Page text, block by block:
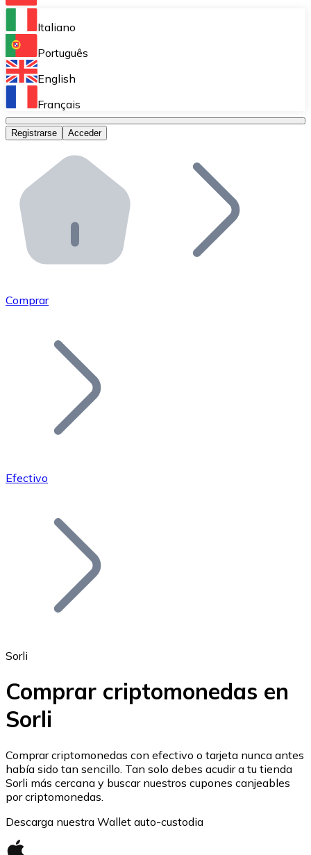
Bitnovo Ramp
Integra nuestra solución en tu plataforma.
Bitnovo Giftcards
Bitnovo OTC
Bitnovo ATM
Integra un ATM Bitnovo en tu negocio y permite que
Bitnovo API
Integra nuestra API en tu ecosistema.
Únete a nuestra red de distribuidores.
Añade tu proyecto a nuestro ecosistema.
Bitcoin
Ethereum
ETH
Italiano
Português
English
Français
Registrarse Acceder
Comprar
Efectivo
Sorli
Comprar criptomonedas en
Sorli
Comprar criptomonedas con efectivo o tarjeta nunca antes
había sido tan sencillo. Tan solo debes acudir a tu tienda
Sorli más cercana y buscar nuestros cupones canjeables
por criptomonedas.
Descarga nuestra Wallet auto-custodia